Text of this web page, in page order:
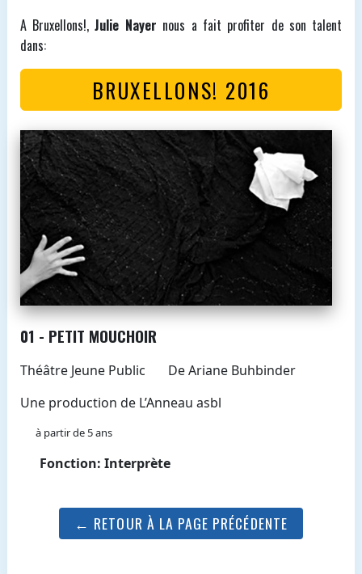
A Bruxellons!,Julie Nayer nous a fait profiter de son talent
dans:
BRUXELLONS! 2016
01 - PETIT MOUCHOIR
Théâtre Jeune Public
De Ariane Buhbinder
Une production de L’Anneau asbl
à partir de 5 ans
Fonction: Interprète
← RETOUR À LA PAGE PRÉCÉDENTE